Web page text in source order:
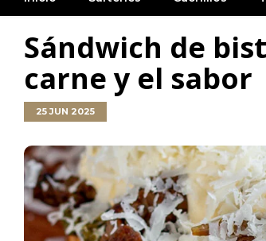
Sándwich de
carne y el sabor
25 JUN 2025